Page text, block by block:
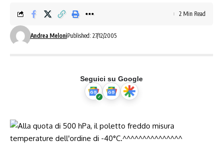
Andrea MeloniPublished: 27/12/2005
2 Min Read
Seguici su Google